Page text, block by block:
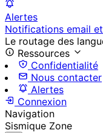
Alertes
Notifications email
Le routage des
Ressources
Confidentialité
Nous contacter
Alertes
Connexion
Navigation
Sismique Zone